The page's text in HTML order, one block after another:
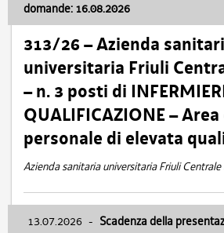
domande: 16.08.2026
313/26 – Azienda
universitaria Friuli
– n. 3 posti di
QUALIFICAZIONE –
personale di elevata
Azienda sanitaria universitaria Friuli Centrale
13.07.2026 - Scadenza della